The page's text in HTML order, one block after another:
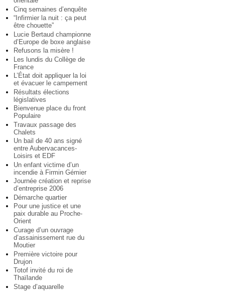
Cinq semaines d’enquête
“Infirmier la nuit : ça peut
être chouette”
Lucie Bertaud championne
d’Europe de boxe anglaise
Refusons la misère !
Les lundis du Collège de
France
L’État doit appliquer la loi
et évacuer le campement
Résultats élections
législatives
Bienvenue place du front
Populaire
Travaux passage des
Chalets
Un bail de 40 ans signé
entre Aubervacances-
Loisirs et EDF
Un enfant victime d’un
incendie à Firmin Gémier
Journée création et reprise
d’entreprise 2006
Démarche quartier
Pour une justice et une
paix durable au Proche-
Orient
Curage d’un ouvrage
d’assainissement rue du
Moutier
Première victoire pour
Drujon
Totof invité du roi de
Thaïlande
Stage d’aquarelle